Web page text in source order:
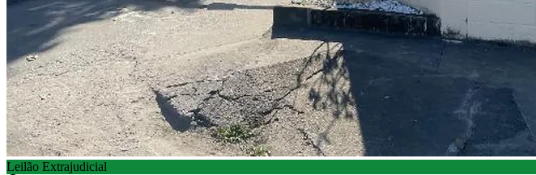
Leilão Extrajudicial